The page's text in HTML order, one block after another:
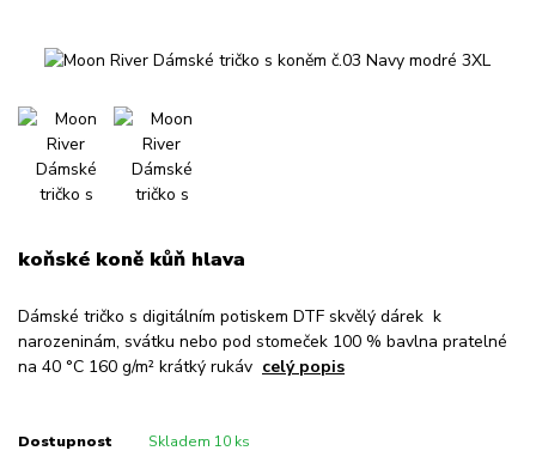
koňské koně kůň hlava
Dámské tričko s digitálním potiskem DTF skvělý dárek k
narozeninám, svátku nebo pod stomeček 100 % bavlna pratelné
na 40 °C 160 g/m² krátký rukáv celý popis
Dostupnost Skladem 10 ks